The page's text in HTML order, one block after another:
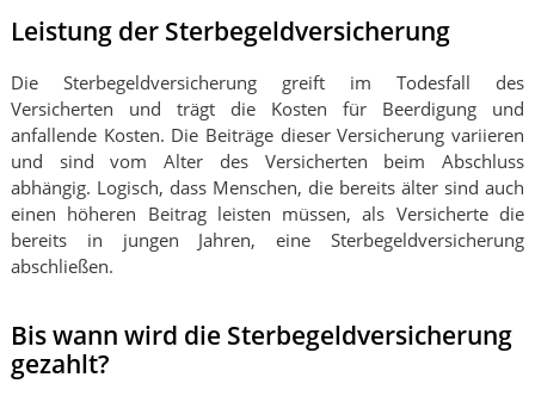
Leistung der Sterbegeldversicherung
Die Sterbegeldversicherung greift im Todesfall des
Versicherten und trägt die Kosten für Beerdigung und
anfallende Kosten. Die Beiträge dieser Versicherung variieren
und sind vom Alter des Versicherten beim Abschluss
abhängig. Logisch, dass Menschen, die bereits älter sind auch
einen höheren Beitrag leisten müssen, als Versicherte die
bereits in jungen Jahren, eine Sterbegeldversicherung
abschließen.
Bis wann wird die Sterbegeldversicherung
gezahlt?